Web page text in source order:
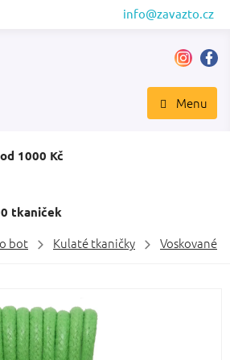
info@zavazto.cz
1000 Kč
tkaniček
bot Kulaté tkaničky Voskované